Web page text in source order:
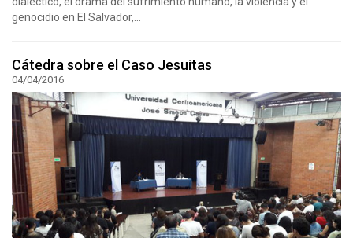
genocidio en El Salvador,...
Cátedra sobre el Caso Jesuitas
04/04/2016